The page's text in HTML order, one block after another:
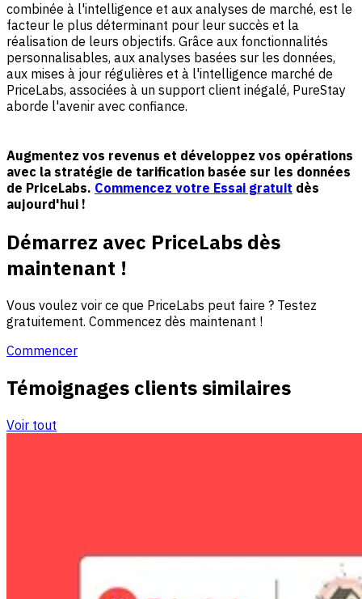
combinée à l'intelligence et aux analyses de marché, est le
facteur le plus déterminant pour leur succès et la
réalisation de leurs objectifs. Grâce aux fonctionnalités
personnalisables, aux analyses basées sur les données,
aux mises à jour régulières et à l'intelligence marché de
PriceLabs, associées à un support client inégalé, PureStay
aborde l'avenir avec confiance.
Augmentez vos revenus et développez vos opérations
avec la stratégie de tarification basée sur les données
de PriceLabs. Commencez votre Essai gratuit dès
aujourd'hui !
Démarrez avec PriceLabs dès
maintenant !
Vous voulez voir ce que PriceLabs peut faire ? Testez
gratuitement. Commencez dès maintenant !
Commencer
Témoignages clients similaires
Voir tout